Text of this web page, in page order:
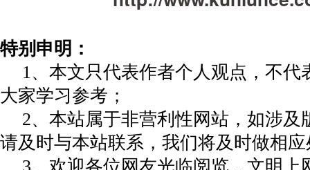
特别申明：
1、本文只代表作者个人观点，不代
大家学习参考；
2、本站属于非营利性网站，如涉及
请及时与本站联系，我们将及时做相